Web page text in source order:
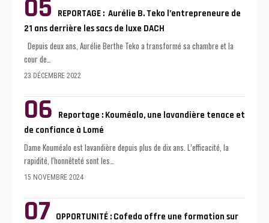
REPORTAGE : Aurélie B. Teko l’entrepreneure de
21 ans derrière les sacs de luxe DACH
Depuis deux ans, Aurélie Berthe Teko a transformé sa chambre et la
cour de
23 DÉCEMBRE 2022
Reportage : Kouméalo, une lavandière tenace et
de confiance à Lomé
Dame Kouméalo est lavandière depuis plus de dix ans. L’efficacité, la
rapidité, l'honnêteté sont les
15 NOVEMBRE 2024
OPPORTUNITÉ : Cofeda offre une formation sur